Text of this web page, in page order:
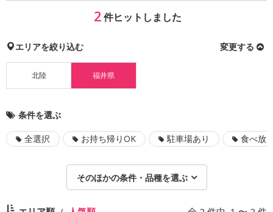
2件ヒットしました
エリアを絞り込む 変更する
北陸 福井県
条件を選ぶ
全選択 お持ち帰りOK 駐車場あり 食べ放
そのほかの条件・品種を選ぶ